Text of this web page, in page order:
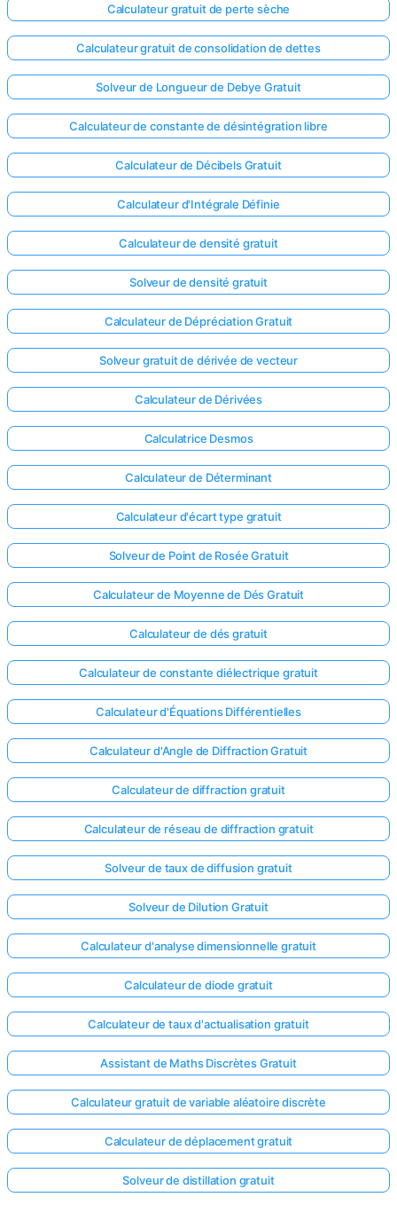
Calculateur gratuit de perte sèche
Calculateur gratuit de consolidation de dettes
Solveur de Longueur de Debye Gratuit
Calculateur de constante de désintégration libre
Calculateur de Décibels Gratuit
Calculateur d'Intégrale Définie
Calculateur de densité gratuit
Solveur de densité gratuit
Calculateur de Dépréciation Gratuit
Solveur gratuit de dérivée de vecteur
Calculateur de Dérivées
Calculatrice Desmos
Calculateur de Déterminant
Calculateur d'écart type gratuit
Solveur de Point de Rosée Gratuit
Calculateur de Moyenne de Dés Gratuit
Calculateur de dés gratuit
Calculateur de constante diélectrique gratuit
Calculateur d'Équations Différentielles
Calculateur d'Angle de Diffraction Gratuit
Calculateur de diffraction gratuit
Calculateur de réseau de diffraction gratuit
Solveur de taux de diffusion gratuit
Solveur de Dilution Gratuit
Calculateur d'analyse dimensionnelle gratuit
Calculateur de diode gratuit
Calculateur de taux d'actualisation gratuit
Assistant de Maths Discrètes Gratuit
Calculateur gratuit de variable aléatoire discrète
Calculateur de déplacement gratuit
Solveur de distillation gratuit